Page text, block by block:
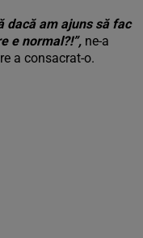
dacă am ajuns să fac
e normal?!”, ne-a
a consacrat-o.